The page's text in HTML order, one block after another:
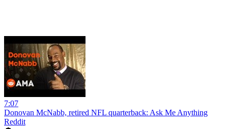
7:07
Donovan McNabb, retired NFL quarterback: Ask Me Anything
Reddit